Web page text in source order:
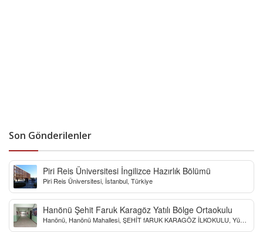
Son Gönderilenler
Piri Reis Üniversitesi İngilizce Hazırlık Bölümü
Piri Reis Üniversitesi, İstanbul, Türkiye
Hanönü Şehit Faruk Karagöz Yatılı Bölge Ortaokulu
Hanönü, Hanönü Mahallesi, ŞEHİT fARUK KARAGÖZ İLKOKULU, Yücel